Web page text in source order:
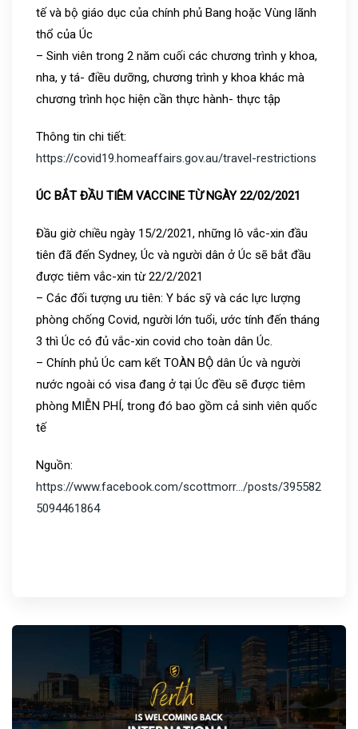
tế và bộ giáo dục của chính phủ Bang hoặc Vùng lãnh
thổ của Úc
– Sinh viên trong 2 năm cuối các chương trình y khoa,
nha, y tá- điều dưỡng, chương trình y khoa khác mà
chương trình học hiện cần thực hành- thực tập
Thông tin chi tiết:
https://covid19.homeaffairs.gov.au/travel-restrictions
ÚC BẮT ĐẦU TIÊM VACCINE TỪ NGÀY 22/02/2021
Đầu giờ chiều ngày 15/2/2021, những lô vắc-xin đầu
tiên đã đến Sydney, Úc và người dân ở Úc sẽ bắt đầu
được tiêm vắc-xin từ 22/2/2021
– Các đối tượng ưu tiên: Y bác sỹ và các lực lượng
phòng chống Covid, người lớn tuổi, ước tính đến tháng
3 thì Úc có đủ vắc-xin covid cho toàn dân Úc.
– Chính phủ Úc cam kết TOÀN BỘ dân Úc và người
nước ngoài có visa đang ở tại Úc đều sẽ được tiêm
phòng MIỄN PHÍ, trong đó bao gồm cả sinh viên quốc
tế
Nguồn:
https://www.facebook.com/scottmorr…/posts/395582
5094461864